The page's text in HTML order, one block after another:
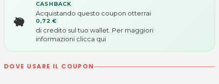
CASHBACK
Acquistando questo coupon otterrai
0,72 €
di credito sul tuo wallet. Per maggiori
informazioni clicca qui
DOVE USARE IL COUPON